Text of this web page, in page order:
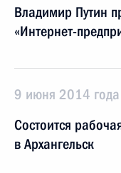
Владимир Путин
«Интернет-
9 июня 2014 года
Состоится
в Архангельск